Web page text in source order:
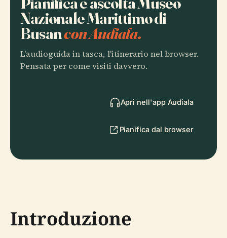
Nazionale Marittimo di
Busancon Audiala.
L'audioguida in tasca, l'itinerario nel browser.
Pensata per come visiti davvero.
Apri nell'app Audiala
Pianifica dal browser
Introduzione